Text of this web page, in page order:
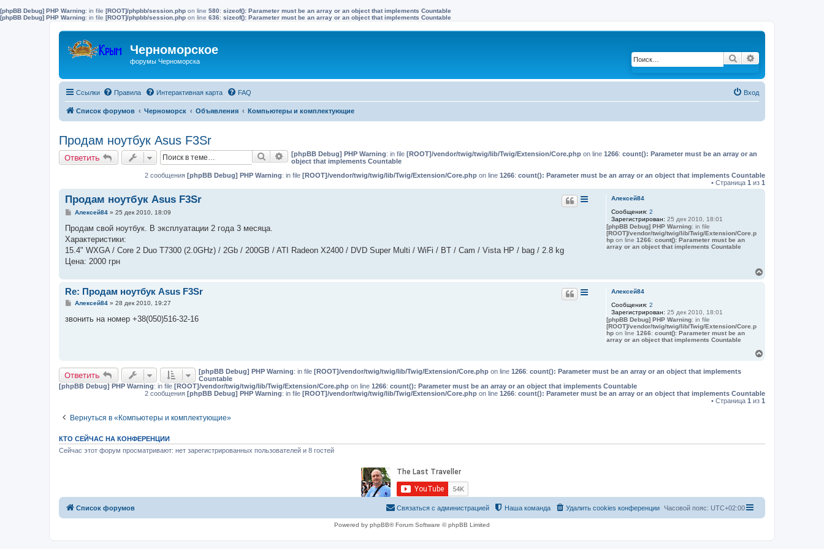
[phpBB Debug] PHP Warning: in file [ROOT]/phpbb/session.php on line 580: sizeof(): Parameter must be an array or an object that implements Countable
[phpBB Debug] PHP Warning: in file [ROOT]/phpbb/session.php on line 636: sizeof(): Parameter must be an array or an object that implements Countable
Черноморское
форумы Черноморска Поиск
Ссылки Правила Интерактивная карта FAQ Вход
Список форумов Черноморск Объявления Компьютеры и комплектующие
Продам ноутбук Asus F3Sr
Ответить Поиск Расширенный поиск
[phpBB Debug] PHP Warning: in file [ROOT]/vendor/twig/twig/lib/Twig/Extension/Core.php on line 1266: count(): Parameter must be an array or an
object that implements Countable
2 сообщения [phpBB Debug] PHP Warning: in file [ROOT]/vendor/twig/twig/lib/Twig/Extension/Core.php on line 1266: count(): Parameter must be an array or an object that implements Countable
• Страница 1 из 1
Алексей84
Сообщения: 2
Зарегистрирован: 25 дек 2010, 18:01
[phpBB Debug] PHP Warning: in file
[ROOT]/vendor/twig/twig/lib/Twig/Extension/Core.p
hpon line 1266: count(): Parameter must be an
array or an object that implements Countable
Продам ноутбук Asus F3Sr
С
о
щ
е
и
Алексей84» 25 дек 2010, 18:09
Продам свой ноутбук. В эксплуатации 2 года 3 месяца.
Характеристики:
15.4" WXGA / Core 2 Duo T7300 (2.0GHz) / 2Gb / 200GB / ATI Radeon X2400 / DVD Super Multi / WiFi / BT / Cam / Vista HP / bag / 2.8 kg
Цена: 2000 грн
л
Алексей84
Сообщения: 2
Зарегистрирован: 25 дек 2010, 18:01
[phpBB Debug] PHP Warning: in file
[ROOT]/vendor/twig/twig/lib/Twig/Extension/Core.p
hpon line 1266: count(): Parameter must be an
array or an object that implements Countable
Re: Продам ноутбук Asus F3Sr
С
о
Алексей84» 28 дек 2010, 19:27
звонить на номер +38(050)516-32-16
т
ь
а
Ответить [phpBB Debug] PHP Warning: in file [ROOT]/vendor/twig/twig/lib/Twig/Extension/Core.php on line 1266: count(): Parameter must be an array or an object that implements
Countable
[phpBB Debug] PHP Warning: in file [ROOT]/vendor/twig/twig/lib/Twig/Extension/Core.php on line 1266: count(): Parameter must be an array or an object that implements Countable
2 сообщения [phpBB Debug] PHP Warning: in file [ROOT]/vendor/twig/twig/lib/Twig/Extension/Core.php on line 1266: count(): Parameter must be an array or an object that implements Countable
• Страница 1 из 1
Вернуться в «Компьютеры и комплектующие»
КТО СЕЙЧАС НА КОНФЕРЕНЦИИ
Сейчас этот форум просматривают: нет зарегистрированных пользователей и 8 гостей
Список форумов Часовой пояс: UTC+02:00
Удалить cookies конференции
Наша команда
Связаться с администрацией
Powered by phpBB® Forum Software © phpBB Limited